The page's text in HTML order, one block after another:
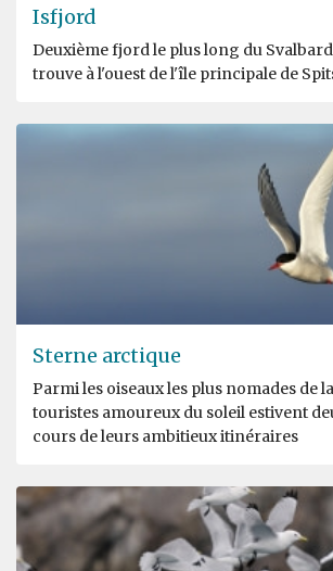
Isfjord
Deuxième fjord le plus long du
trouve à l'ouest de l'île principale de
Sterne arctique
Parmi les oiseaux les plus nomades de
touristes amoureux du soleil estivent
cours de leurs ambitieux itinéraires